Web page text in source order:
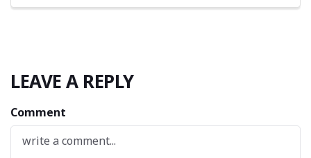
LEAVE A REPLY
Comment